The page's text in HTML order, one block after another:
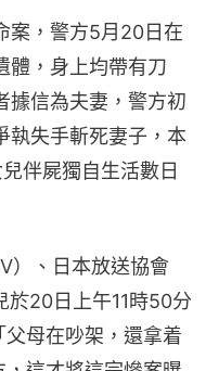
案，警方5月20日在
體，身上均帶有刀
據信為夫妻，警方初
執失手斬死妻子，本
伴屍獨自生活數日
）、日本放送協會
於20日上午11時50分
母在吵架，還拿着